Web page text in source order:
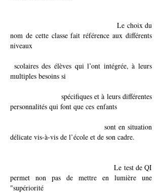
Le choix du
nom de cette classe fait référence aux différents
niveaux
scolaires des élèves qui l’ont intégrée, à leurs
multiples besoins si
spécifiques et à leurs différentes
personnalités qui font que ces enfants
sont en situation
délicate vis-à-vis de l’école et de son cadre.
Le test de QI
permet non pas de mettre en lumière une
"supériorité